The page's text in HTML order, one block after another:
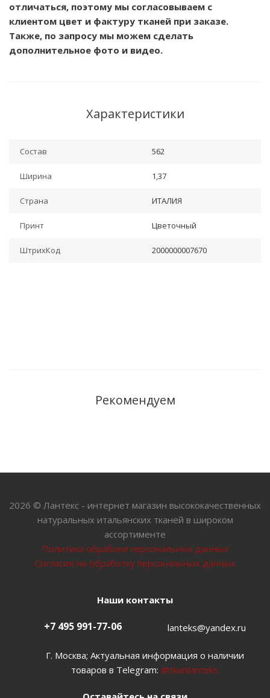
отличаться, поэтому мы согласовываем с
клиентом цвет и фактуру тканей при заказе.
Также, по запросу мы можем сделать
дополнительное фото и видео.
Характеристики
Состав 562
Ширина 1,37
Страна ИТАЛИЯ
Принт Цветочный
ШтрихКод 2000000007670
Рекомендуем
2026 © Лантекс - интернет магазин высококачественных
натуральных итальянских тканей в широком
ассортименте
Политика обрабоки персональных данных
Согласие на обработку персональных данных
Наши контакты
+7 495 991-77-06 lanteks@yandex.ru
Г. Москва; Актуальная информация о наличии
товаров в Telegram: @tkanilanteks